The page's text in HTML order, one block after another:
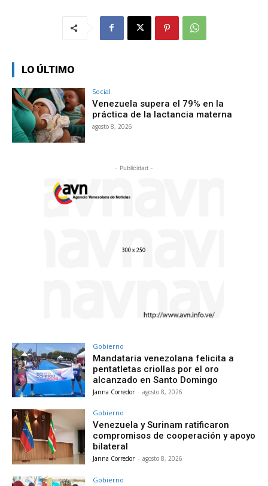
LO ÚLTIMO
Social
Venezuela supera el 79% en la
práctica de la lactancia materna
agosto 8, 2026
- Publicidad -
Gobierno
Mandataria venezolana felicita a
pentatletas criollas por el oro
alcanzado en Santo Domingo
Janna Corredor - agosto 8, 2026
Gobierno
Venezuela y Surinam ratificaron
compromisos de cooperación y apoyo
bilateral
Janna Corredor - agosto 8, 2026
Gobierno